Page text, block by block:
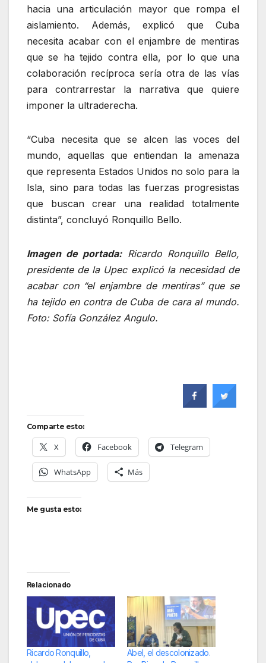
hacia una articulación mayor que rompa el
aislamiento. Además, explicó que Cuba
necesita acabar con el enjambre de mentiras
que se ha tejido contra ella, por lo que una
colaboración recíproca sería otra de las vías
para contrarrestar la narrativa que quiere
imponer la ultraderecha.
“Cuba necesita que se alcen las voces del
mundo, aquellas que entiendan la amenaza
que representa Estados Unidos no solo para la
Isla, sino para todas las fuerzas progresistas
que buscan crear una realidad totalmente
distinta”, concluyó Ronquillo Bello.
Imagen de portada:Ricardo Ronquillo Bello,
presidente de la Upec explicó la necesidad de
acabar con “el enjambre de mentiras” que se
ha tejido en contra de Cuba de cara al mundo.
Foto: Sofía González Angulo.
Comparte esto:
X Facebook Telegram
WhatsApp Más
Me gusta esto:
Relacionado
Ricardo Ronquillo,
Abel, el descolonizado.